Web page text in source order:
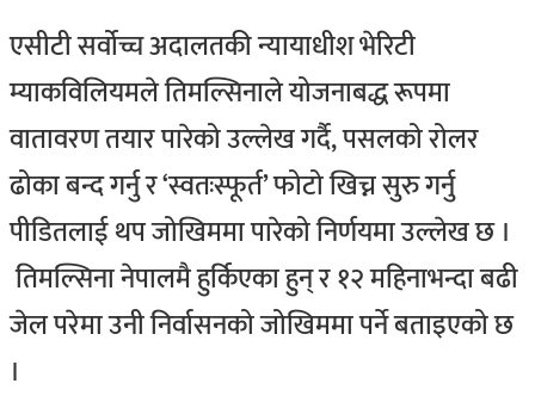
एसीटी सर्वोच्च अदालतकी न्यायाधीश भेरिटी
म्याकविलियमले तिमल्सिनाले योजनाबद्ध रूपमा
वातावरण तयार पारेको उल्लेख गर्दै, पसलको रोलर
ढोका बन्द गर्नु र ‘स्वतःस्फूर्त’ फोटो खिच्न सुरु गर्नु
पीडितलाई थप जोखिममा पारेको निर्णयमा उल्लेख छ ।
तिमल्सिना नेपालमै हुर्किएका हुन् र १२ महिनाभन्दा बढी
जेल परेमा उनी निर्वासनको जोखिममा पर्ने बताइएको छ
।